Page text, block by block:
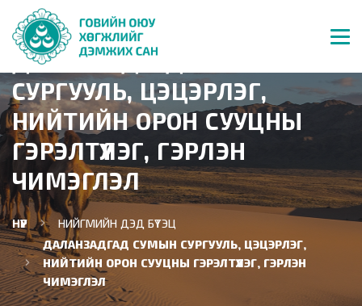
ДАЛАНЗАДГАД СУМЫН
СУРГУУЛЬ, ЦЭЦЭРЛЭГ,
НИЙТИЙН ОРОН СУУЦНЫ
ГЭРЭЛТҮҮЛЭГ, ГЭРЛЭН
ЧИМЭГЛЭЛ
НҮҮР
НИЙГМИЙН ДЭД БҮТЭЦ
ДАЛАНЗАДГАД СУМЫН СУРГУУЛЬ, ЦЭЦЭРЛЭГ,
НИЙТИЙН ОРОН СУУЦНЫ ГЭРЭЛТҮҮЛЭГ, ГЭРЛЭН
ЧИМЭГЛЭЛ